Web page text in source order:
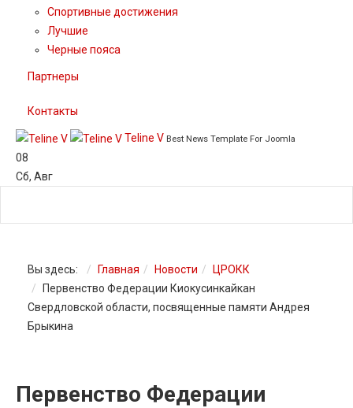
Спортивные достижения
Лучшие
Черные пояса
Партнеры
Контакты
Teline V Best News Template For Joomla
08
Сб, Авг
Вы здесь: Главная Новости
ЦРОКК
Первенство Федерации Киокусинкайкан
Свердловской области, посвященные памяти Андрея
Брыкина
Первенство Федерации